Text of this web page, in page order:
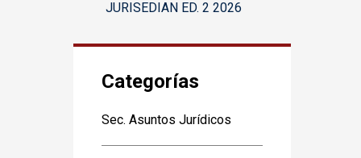
JURISEDIAN ED. 2 2026
Categorías
Sec. Asuntos Jurídicos